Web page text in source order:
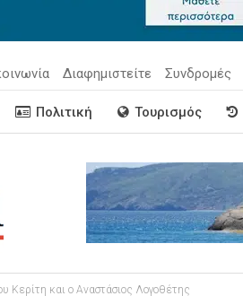
Διαφημιστείτε Συνδρομές
Πολιτική Τουρισμός
Κερίτη και ο Αναστάσιος Λογοθέτης